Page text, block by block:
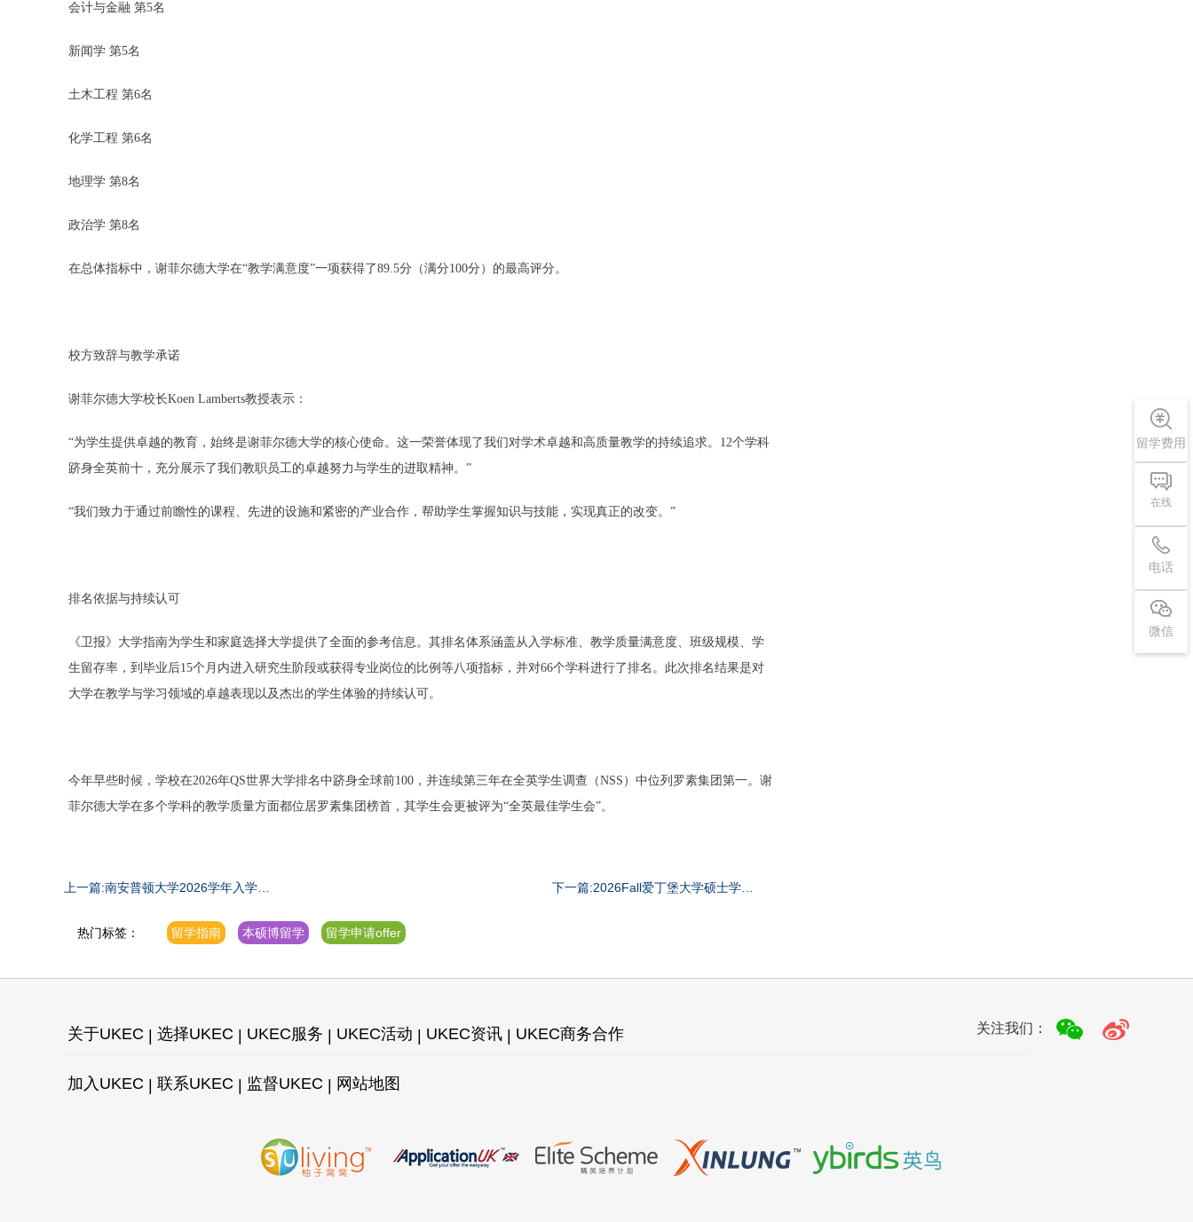
留学费用
在线
电话
微信
会计与金融 第5名
新闻学 第5名
土木工程 第6名
化学工程 第6名
地理学 第8名
政治学 第8名
在总体指标中，谢菲尔德大学在“教学满意度”一项获得了89.5分（满分100分）的最高评分。
校方致辞与教学承诺
谢菲尔德大学校长Koen Lamberts教授表示：
“为学生提供卓越的教育，始终是谢菲尔德大学的核心使命。这一荣誉体现了我们对学术卓越和高质量教学的持续追求。12个学科
跻身全英前十，充分展示了我们教职员工的卓越努力与学生的进取精神。”
“我们致力于通过前瞻性的课程、先进的设施和紧密的产业合作，帮助学生掌握知识与技能，实现真正的改变。”
排名依据与持续认可
《卫报》大学指南为学生和家庭选择大学提供了全面的参考信息。其排名体系涵盖从入学标准、教学质量满意度、班级规模、学
生留存率，到毕业后15个月内进入研究生阶段或获得专业岗位的比例等八项指标，并对66个学科进行了排名。此次排名结果是对
大学在教学与学习领域的卓越表现以及杰出的学生体验的持续认可。
今年早些时候，学校在2026年QS世界大学排名中跻身全球前100，并连续第三年在全英学生调查（NSS）中位列罗素集团第一。谢
菲尔德大学在多个学科的教学质量方面都位居罗素集团榜首，其学生会更被评为“全英最佳学生会”。
上一篇:南安普顿大学2026学年入学更
下一篇:2026Fall爱丁堡大学硕士学费
热门标签：
留学指南 本硕博留学 留学申请offer
关注我们：
关于UKEC 选择UKEC UKEC服务 UKEC活动 UKEC资讯 UKEC商务合作
加入UKEC 联系UKEC 监督UKEC 网站地图